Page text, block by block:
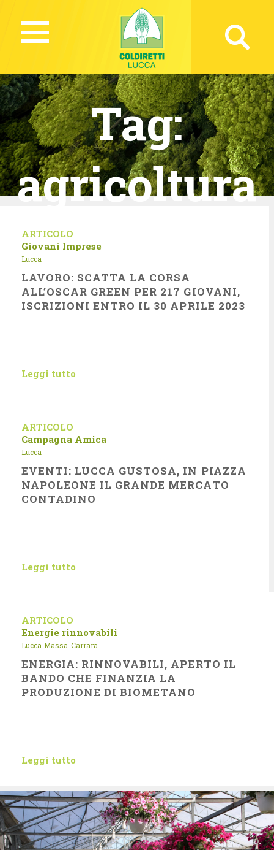
Tag:
agricoltura
ARTICOLO
Giovani Imprese
Lucca
LAVORO: SCATTA LA CORSA
ALL’OSCAR GREEN PER 217 GIOVANI,
ISCRIZIONI ENTRO IL 30 APRILE 2023
Leggi tutto
ARTICOLO
Campagna Amica
Lucca
EVENTI: LUCCA GUSTOSA, IN PIAZZA
NAPOLEONE IL GRANDE MERCATO
CONTADINO
Leggi tutto
ARTICOLO
Energie rinnovabili
Lucca Massa-Carrara
ENERGIA: RINNOVABILI, APERTO IL
BANDO CHE FINANZIA LA
PRODUZIONE DI BIOMETANO
Leggi tutto